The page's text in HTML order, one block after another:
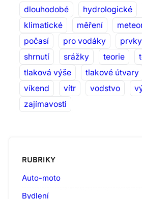
dlouhodobé hydrologické
klimatické
měření
počasí
pro vodáky prvky
shrnutí
srážky teorie
tlaková výše
tlakové útvary
víkend
vítr vodstvo
zajímavosti
RUBRIKY
Auto-moto
Bydlení